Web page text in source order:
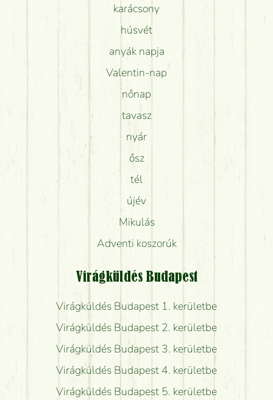
karácsony
húsvét
anyák napja
Valentin-nap
nőnap
tavasz
nyár
ősz
tél
újév
Mikulás
Adventi koszorúk
Virágküldés Budapest
Virágküldés Budapest 1. kerületbe
Virágküldés Budapest 2. kerületbe
Virágküldés Budapest 3. kerületbe
Virágküldés Budapest 4. kerületbe
Virágküldés Budapest 5. kerületbe